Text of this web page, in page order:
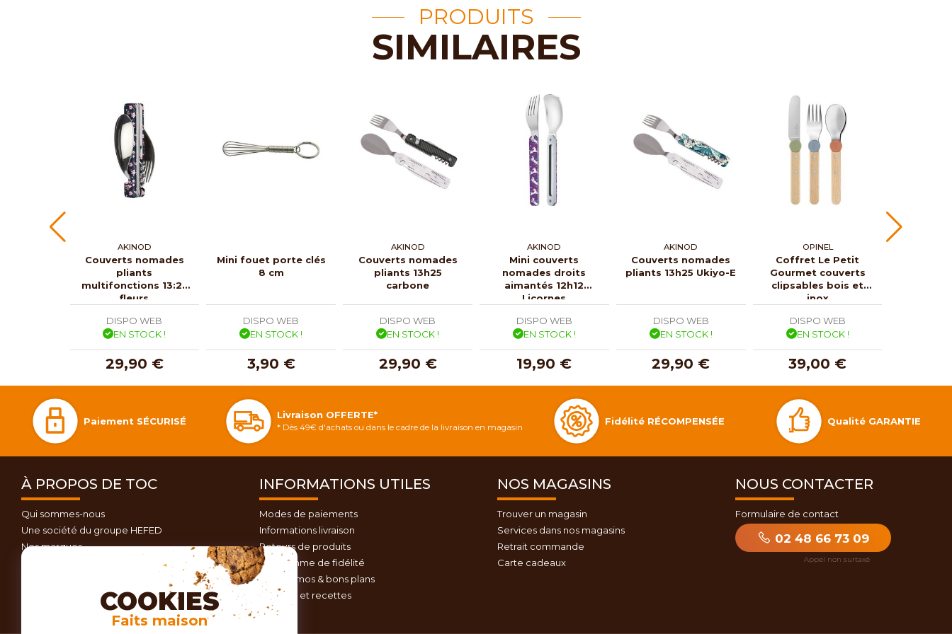
PRODUITS
SIMILAIRES
AKINOD
Couverts nomades
pliants
multifonctions 13:25
fleurs
DISPO WEB
EN STOCK !
29,90 €
Mini fouet porte clés
8 cm
DISPO WEB
EN STOCK !
3,90 €
AKINOD
Couverts nomades
pliants 13h25
carbone
DISPO WEB
EN STOCK !
29,90 €
AKINOD
Mini couverts
nomades droits
aimantés 12h12
Licornes
DISPO WEB
EN STOCK !
19,90 €
AKINOD
Couverts nomades
pliants 13h25 Ukiyo-E
DISPO WEB
EN STOCK !
29,90 €
OPINEL
Coffret Le Petit
Gourmet couverts
clipsables bois et
inox
DISPO WEB
EN STOCK !
39,00 €
Paiement SÉCURISÉ
Livraison OFFERTE*
* Dès 49€ d'achats ou dans le cadre de la livraison en magasin
Fidélité RÉCOMPENSÉE Qualité GARANTIE
À PROPOS DE TOC
Qui sommes-nous
Une société du groupe HEFED
Nos marques
INFORMATIONS UTILES
Modes de paiements
Informations livraison
Retours de produits
Programme de fidélité
Nos promos & bons plans
Conseils et recettes
NOS MAGASINS
Trouver un magasin
Services dans nos magasins
Retrait commande
Carte cadeaux
NOUS CONTACTER
Formulaire de contact
02 48 66 73 09
COOKIES
Faits maison